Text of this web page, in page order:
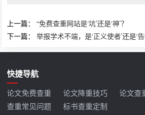
上一篇：“免费查重网站是‘坑’还是‘神’？
下一篇：举报学术不端，是‘正义使者’还是‘告
快捷导航
论文免费查重 论文降重技巧
论文查
查重常见问题
标书查重定制